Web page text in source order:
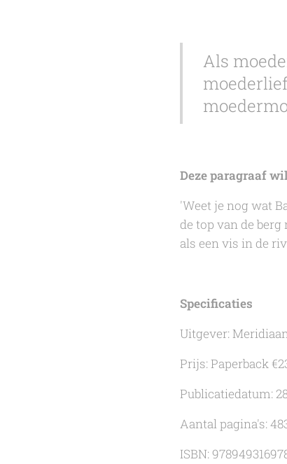
Als
Deze paragraaf
'Weet je nog wat
de top van de
als een vis in de
Specificaties
Uitgever:
Prijs: Paperback
Publicatiedatum:
Aantal pagina's:
ISBN: